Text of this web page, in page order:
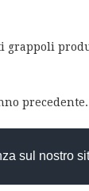
sul nostro
grappoli
precedente.